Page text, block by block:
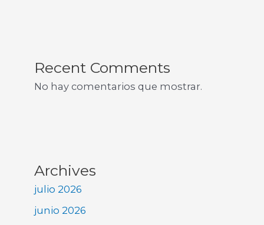
Recent Comments
No hay comentarios que mostrar.
Archives
julio 2026
junio 2026